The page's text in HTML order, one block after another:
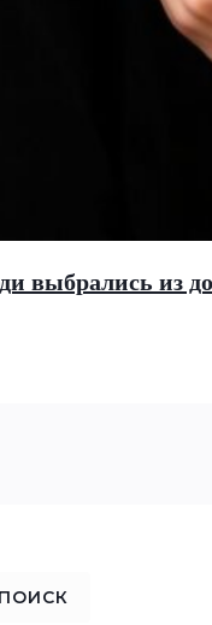
ПОИСК
выбрались из